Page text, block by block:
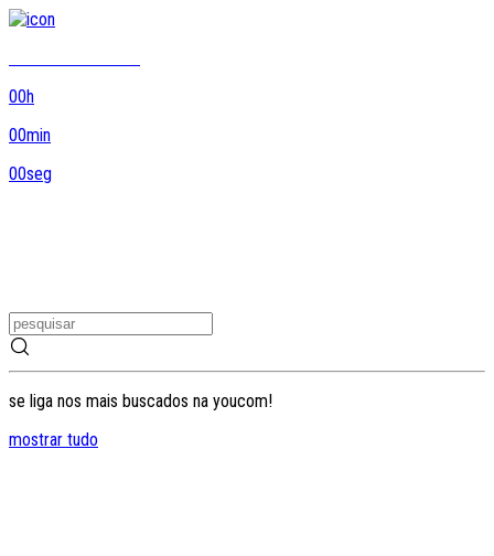
00h
00min
00seg
se liga nos mais buscados na youcom!
mostrar tudo